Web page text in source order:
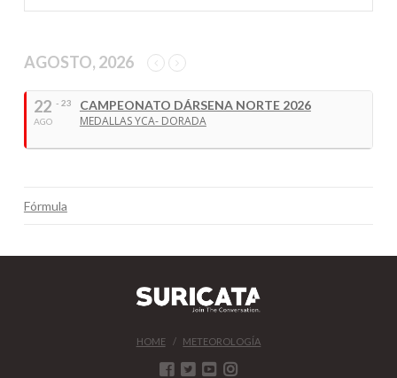
AGOSTO, 2026
22
AGO
- 23
CAMPEONATO DÁRSENA NORTE 2026
MEDALLAS YCA- DORADA
Fórmula
HOME METEOROLOGÍA